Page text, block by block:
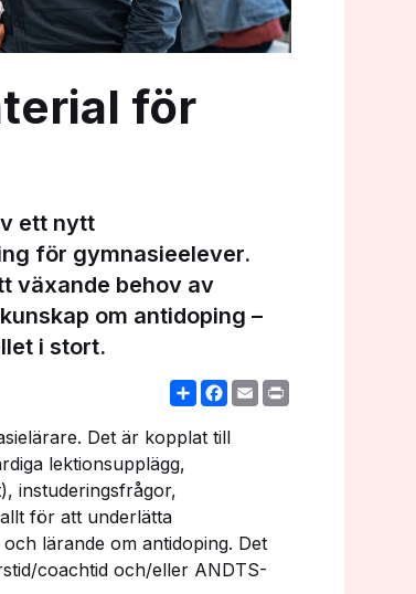
för
ett nytt
för gymnasieelever.
växande behov av
om antidoping –
i stort.
ShareFacebook
Email
Det är kopplat till
lektionsupplägg,
instuderingsfrågor,
för att underlätta
lärande om antidoping. Det
coachtid och/eller ANDTS-